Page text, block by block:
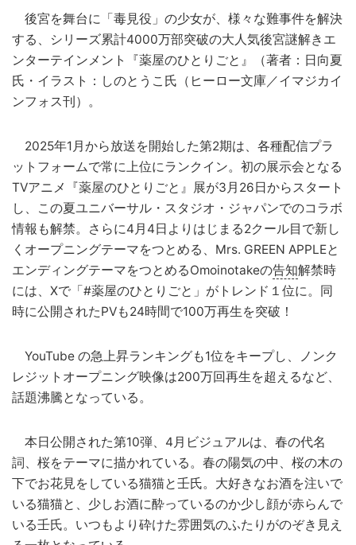
後宮を舞台に「毒見役」の少女が、様々な難事件を解決
する、シリーズ累計4000万部突破の大人気後宮謎解きエ
ンターテインメント『薬屋のひとりごと』（著者：日向夏
氏・イラスト：しのとうこ氏（ヒーロー文庫／イマジカイ
ンフォス刊）。
2025年1月から放送を開始した第2期は、各種配信プラ
ットフォームで常に上位にランクイン。初の展示会となる
TVアニメ『薬屋のひとりごと』展が3月26日からスタート
し、この夏ユニバーサル・スタジオ・ジャパンでのコラボ
情報も解禁。さらに4月4日よりはじまる2クール目で新し
くオープニングテーマをつとめる、Mrs. GREEN APPLEと
エンディングテーマをつとめるOmoinotakeの告知解禁時
には、Xで「#薬屋のひとりごと」がトレンド１位に。同
時に公開されたPVも24時間で100万再生を突破！
YouTube の急上昇ランキングも1位をキープし、ノンク
レジットオープニング映像は200万回再生を超えるなど、
話題沸騰となっている。
本日公開された第10弾、4月ビジュアルは、春の代名
詞、桜をテーマに描かれている。春の陽気の中、桜の木の
下でお花見をしている猫猫と壬氏。大好きなお酒を注いで
いる猫猫と、少しお酒に酔っているのか少し顔が赤らんで
いる壬氏。いつもより砕けた雰囲気のふたりがのぞき見え